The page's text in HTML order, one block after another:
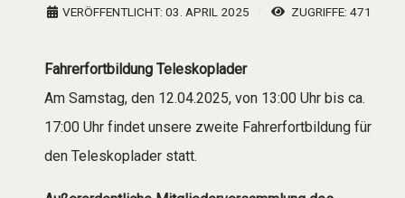
VERÖFFENTLICHT: 03. APRIL 2025
ZUGRIFFE: 471
Fahrerfortbildung Teleskoplader
Am Samstag, den 12.04.2025, von 13:00 Uhr bis ca.
17:00 Uhr findet unsere zweite Fahrerfortbildung für
den Teleskoplader statt.